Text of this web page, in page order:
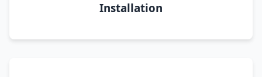
Installation